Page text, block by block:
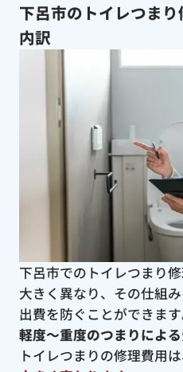
下呂市のトイレつま
内訳
下呂市でのトイレつまり
大きく異なり、その仕組
出費を防ぐことができます
軽度〜重度のつまりによ
トイレつまりの修理費用は